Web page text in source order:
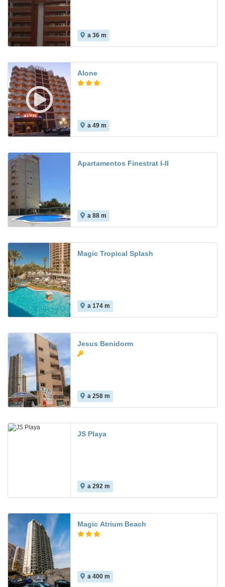
a 36 m
Alone
a 49 m
Apartamentos Finestrat I-II
a 88 m
Magic Tropical Splash
a 174 m
Jesus Benidorm
a 258 m
JS Playa
a 292 m
Magic Atrium Beach
a 400 m